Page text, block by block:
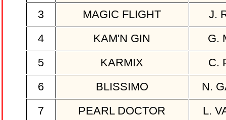
3
MAGIC FLIGHT
J.
4
KAM'N GIN
G.
5
KARMIX
C.
6
BLISSIMO
N.
7
PEARL DOCTOR
L.